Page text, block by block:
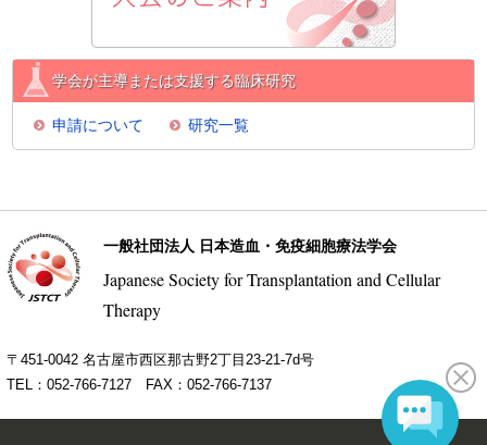
学会が主導または支援する臨床研究
申請について 研究一覧
一般社団法人 日本造血・免疫細胞療法学会
Japanese Society for Transplantation and Cellular
Therapy
〒451-0042 名古屋市西区那古野2丁目23-21-7d号
TEL：052-766-7127 FAX：052-766-7137